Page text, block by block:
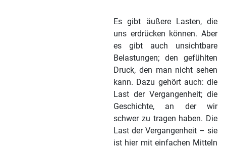
Es gibt äußere Lasten, die
uns erdrücken können. Aber
es gibt auch unsichtbare
Belastungen; den gefühlten
Druck, den man nicht sehen
kann. Dazu gehört auch: die
Last der Vergangenheit; die
Geschichte, an der wir
schwer zu tragen haben. Die
Last der Vergangenheit – sie
ist hier mit einfachen Mitteln